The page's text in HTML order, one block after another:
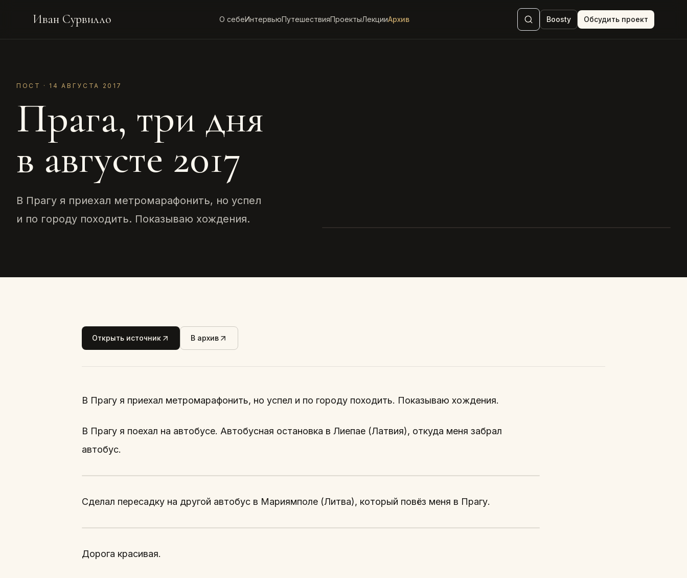
Иван Сурвилло О себеИнтервьюПутешествияПроектыЛекцииАрхив Boosty Обсудить проект
ПОСТ · 14 АВГУСТА 2017
Прага, три дня
в августе 2017
В Прагу я приехал метромарафонить, но успел
и по городу походить. Показываю хождения.
Открыть источник В архив
В Прагу я приехал метромарафонить, но успел и по городу походить. Показываю хождения.
В Прагу я поехал на автобусе. Автобусная остановка в Лиепае (Латвия), откуда меня забрал
автобус.
Сделал пересадку на другой автобус в Мариямполе (Литва), который повёз меня в Прагу.
Дорога красивая.